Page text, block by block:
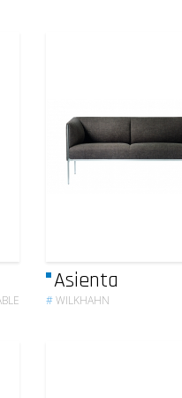
Asienta
#WILKHAHN